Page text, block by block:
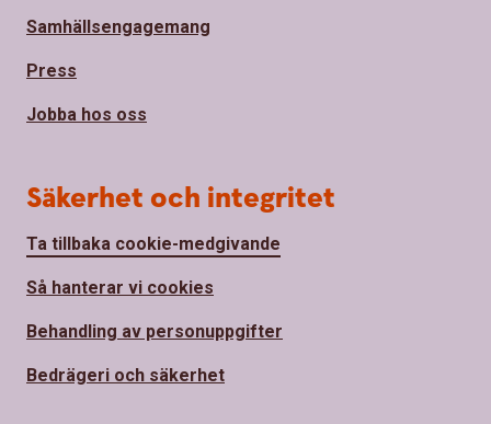
Samhällsengagemang
Press
Jobba hos oss
Säkerhet och integritet
Ta tillbaka cookie-medgivande
Så hanterar vi cookies
Behandling av personuppgifter
Bedrägeri och säkerhet